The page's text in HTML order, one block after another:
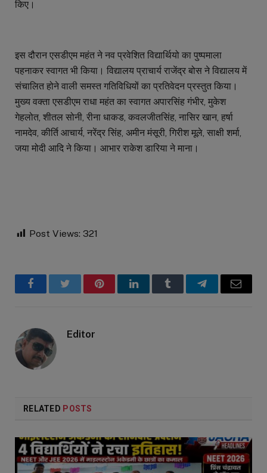
किए।
इस दौरान एसडीएम महंत ने नव प्रवेशित विद्यार्थियो का पुष्पमाला
पहनाकर स्वागत भी किया। विद्यालय प्राचार्य राजेंद्र बोस ने विद्यालय में
संचालित होने वाली समस्त गतिविधियों का प्रतिवेदन प्रस्तुत किया।
मुख्य वक्ता एसडीएम राधा महंत का स्वागत अपारसिंह गंभीर, मुकेश
गेहलोत, शीतल सोनी, रीना धाकड, कवलजीतसिंह, नासिर खान, हर्षा
नामदेव, कीर्ति आचार्य, नरेंद्र सिंह, अमीन मंसूरी, गिरीश मूले, साक्षी शर्मा,
जया मोदी आदि ने किया। आभार राकेश डारिया ने माना।
Post Views: 321
FacebookTwitter PinterestLinkedInTumblr TelegramEmail
Editor
RELATED POSTS